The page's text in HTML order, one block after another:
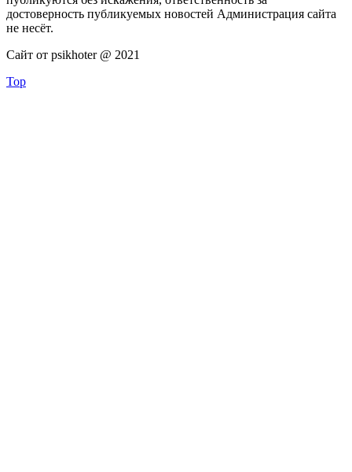
достоверность публикуемых новостей Администрация сайта
не несёт.
Сайт от psikhoter @ 2021
Top